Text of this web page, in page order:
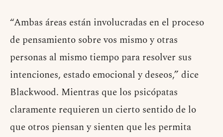
“Ambas áreas están involucradas en el proceso
de pensamiento sobre vos mismo y otras
personas al mismo tiempo para resolver sus
intenciones, estado emocional y deseos,” dice
Blackwood. Mientras que los psicópatas
claramente requieren un cierto sentido de lo
que otros piensan y sienten que les permita